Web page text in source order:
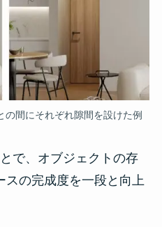
の間にそれぞれ隙間を設けた例
で、オブジェクトの存
スの完成度を一段と向上